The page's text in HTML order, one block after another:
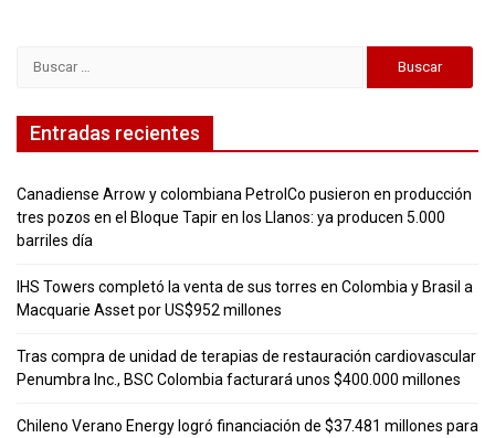
Entradas recientes
Canadiense Arrow y colombiana PetrolCo pusieron en producción
tres pozos en el Bloque Tapir en los Llanos: ya producen 5.000
barriles día
IHS Towers completó la venta de sus torres en Colombia y Brasil a
Macquarie Asset por US$952 millones
Tras compra de unidad de terapias de restauración cardiovascular
Penumbra Inc., BSC Colombia facturará unos $400.000 millones
Chileno Verano Energy logró financiación de $37.481 millones para